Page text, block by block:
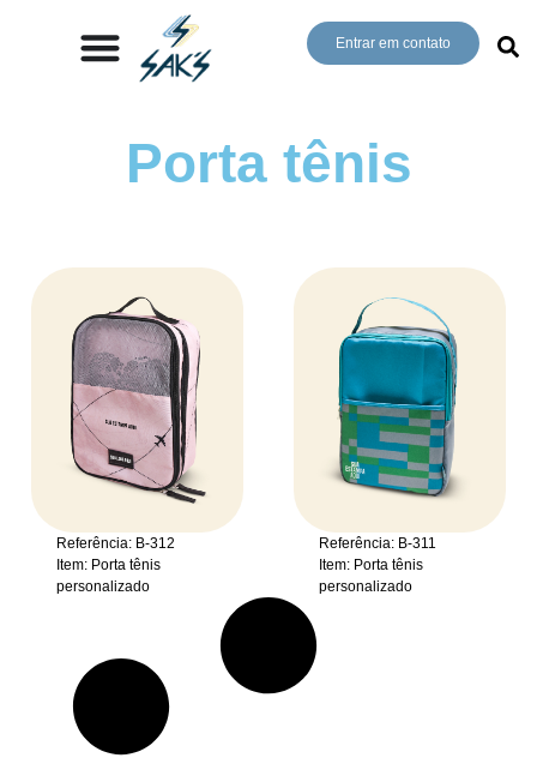
Entrar em contato
Porta tênis
Referência: B-312
Item: Porta tênis
personalizado
Referência: B-311
Item: Porta tênis
personalizado